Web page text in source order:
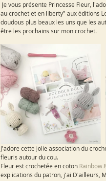
Je vous présente Princesse Fleur,
au crochet et en liberty" aux éditions
doudous plus beaux les uns que les
être les prochains sur mon crochet.
J'adore cette jolie association du
fleuris autour du cou.
Fleur est crochetée en coton Rainbow
explications du patron, j'ai D'ailleurs,